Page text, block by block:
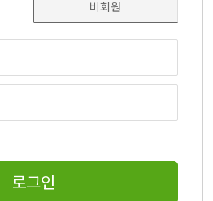
비회원
로그인